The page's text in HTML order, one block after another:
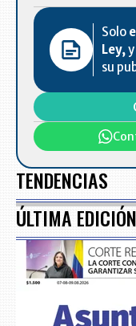
Solo
Ley,
su
TENDENCIAS
ÚLTIMA